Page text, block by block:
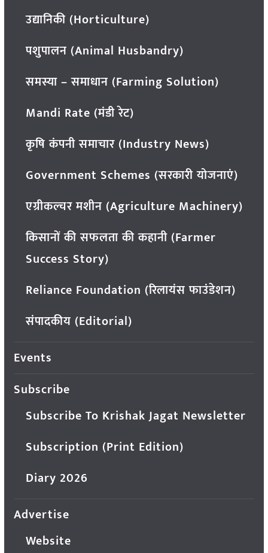
उद्यानिकी (Horticulture)
पशुपालन (Animal Husbandry)
समस्या – समाधान (Farming Solution)
Mandi Rate (मंडी रेट)
कृषि कंपनी समाचार (Industry News)
Government Schemes (सरकारी योजनाएं)
एग्रीकल्चर मशीन (Agriculture Machinery)
किसानों की सफलता की कहानी (Farmer
Success Story)
Reliance Foundation (रिलायंस फाउंडेशन)
संपादकीय (Editorial)
Events
Subscribe
Subscribe To Krishak Jagat Newsletter
Subscription (Print Edition)
Diary 2026
Advertise
Website